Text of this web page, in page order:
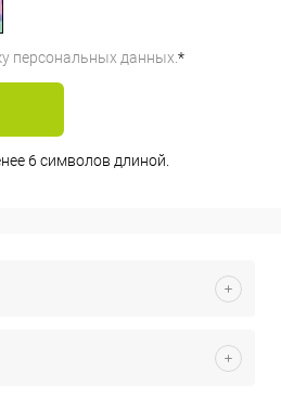
персональных данных. *
6 символов длиной.